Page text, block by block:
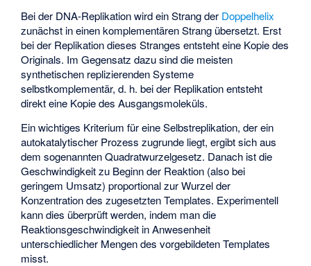
Bei der DNA-Replikation wird ein Strang der Doppelhelix
zunächst in einen komplementären Strang übersetzt. Erst
bei der Replikation dieses Stranges entsteht eine Kopie des
Originals. Im Gegensatz dazu sind die meisten
synthetischen replizierenden Systeme
selbstkomplementär, d. h. bei der Replikation entsteht
direkt eine Kopie des Ausgangsmoleküls.
Ein wichtiges Kriterium für eine Selbstreplikation, der ein
autokatalytischer Prozess zugrunde liegt, ergibt sich aus
dem sogenannten Quadratwurzelgesetz. Danach ist die
Geschwindigkeit zu Beginn der Reaktion (also bei
geringem Umsatz) proportional zur Wurzel der
Konzentration des zugesetzten Templates. Experimentell
kann dies überprüft werden, indem man die
Reaktionsgeschwindigkeit in Anwesenheit
unterschiedlicher Mengen des vorgebildeten Templates
misst.